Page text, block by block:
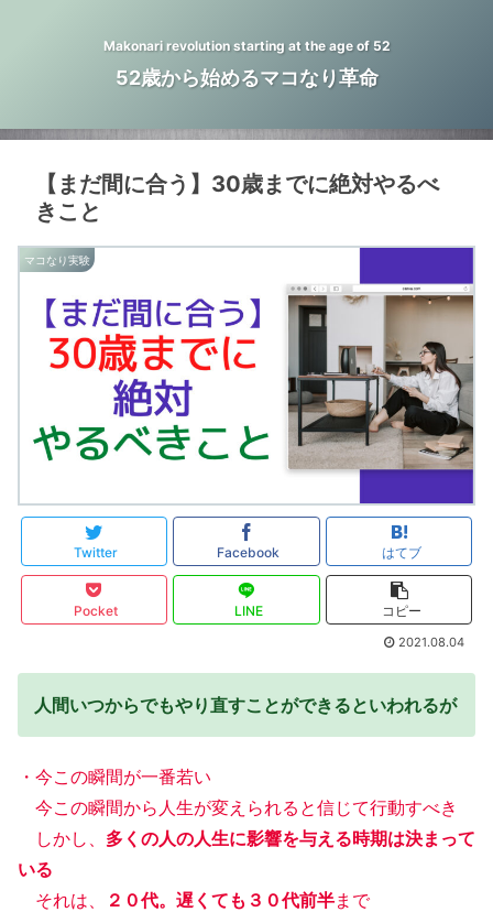
Makonari revolution starting at the age of 52
52歳から始めるマコなり革命
【まだ間に合う】30歳までに絶対やるべ
きこと
マコなり実験
Twitter Facebook はてブ
Pocket LINE コピー
2021.08.04
人間いつからでもやり直すことができるといわれるが
・今この瞬間が一番若い
今この瞬間から人生が変えられると信じて行動すべき
しかし、 多くの人の人生に影響を与える時期は決まって
いる
それは、
２０代。遅くても３０代前半まで